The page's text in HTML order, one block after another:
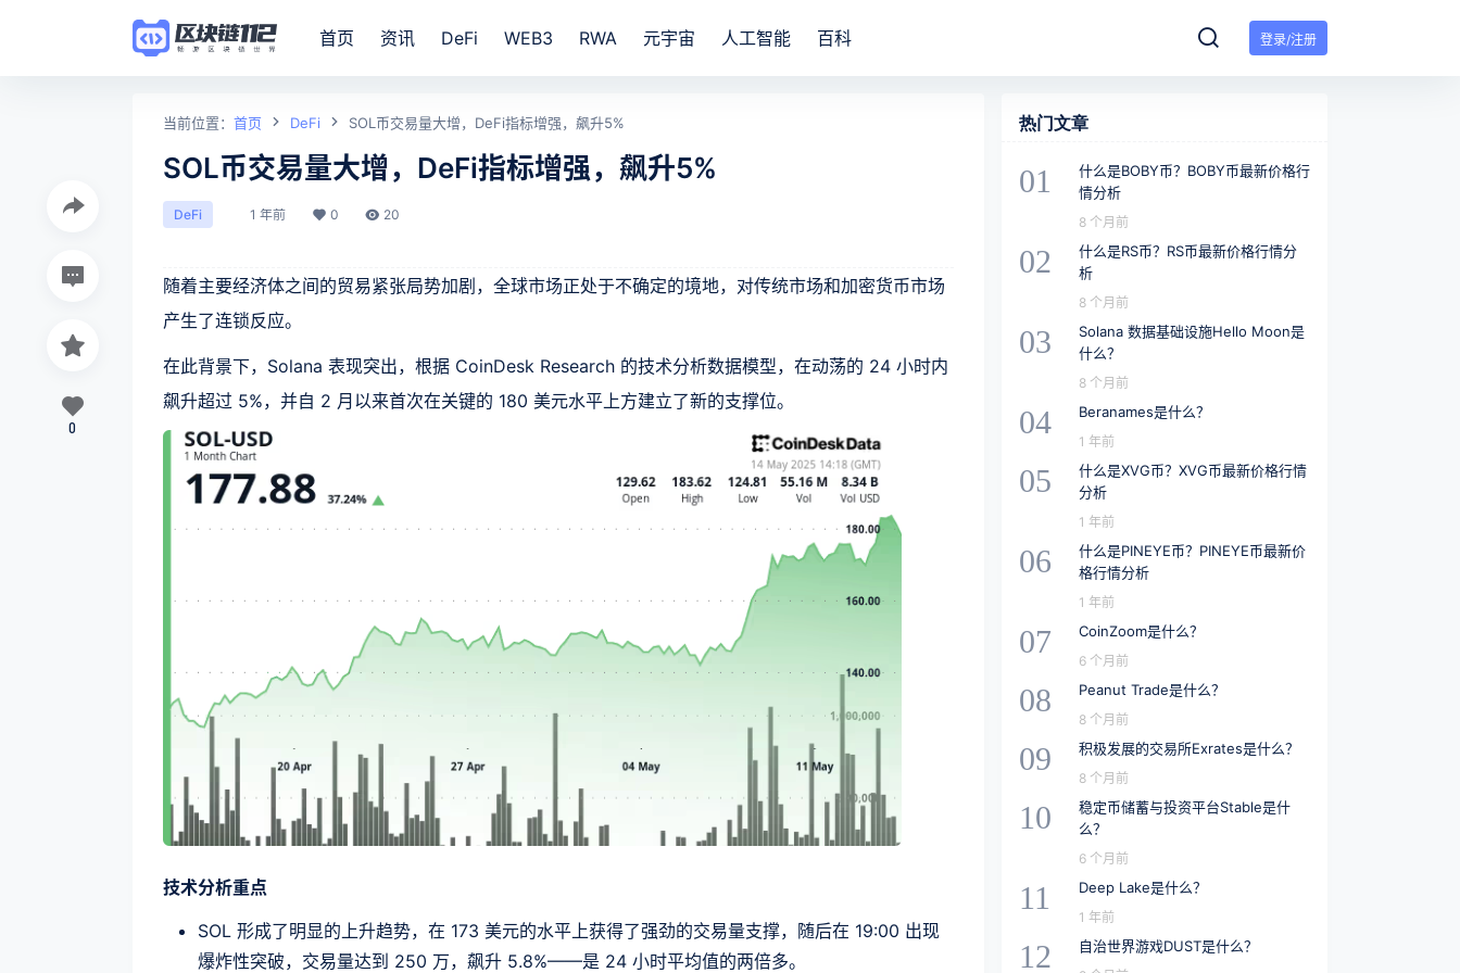
登录/注册
首页 资讯 DeFi WEB3 RWA 元宇宙 人工智能 百科
当前位置： 首页 DeFi SOL币交易量大增，DeFi指标增强，飙升5%
SOL币交易量大增，DeFi指标增强，飙升5%
DeFi 1 年前 0 20
随着主要经济体之间的贸易紧张局势加剧，全球市场正处于不确定的境地，对传统市场和加密货币市场
产生了连锁反应。
在此背景下，Solana 表现突出，根据 CoinDesk Research 的技术分析数据模型，在动荡的 24 小时内
飙升超过 5%，并自 2 月以来首次在关键的 180 美元水平上方建立了新的支撑位。
技术分析重点
SOL 形成了明显的上升趋势，在 173 美元的水平上获得了强劲的交易量支撑，随后在 19:00 出现
爆炸性突破，交易量达到 250 万，飙升 5.8%——是 24 小时平均值的两倍多。
0
热门文章
01
什么是BOBY币？BOBY币最新价格行
情分析
8 个月前
02
什么是RS币？RS币最新价格行情分
析
8 个月前
03
Solana 数据基础设施Hello Moon是
什么？
8 个月前
04 Beranames是什么？
1 年前
05
什么是XVG币？XVG币最新价格行情
分析
1 年前
06
什么是PINEYE币？PINEYE币最新价
格行情分析
1 年前
07 CoinZoom是什么？
6 个月前
08 Peanut Trade是什么？
8 个月前
09 积极发展的交易所Exrates是什么？
8 个月前
10
稳定币储蓄与投资平台Stable是什
么？
6 个月前
11 Deep Lake是什么？
1 年前
12 自治世界游戏DUST是什么？